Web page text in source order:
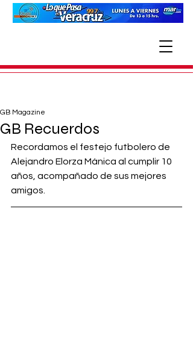
GB Recuerdos
GB Magazine
Recordamos el festejo futbolero de
Alejandro Elorza Mánica al cumplir 10
años, acompañado de sus mejores
amigos.